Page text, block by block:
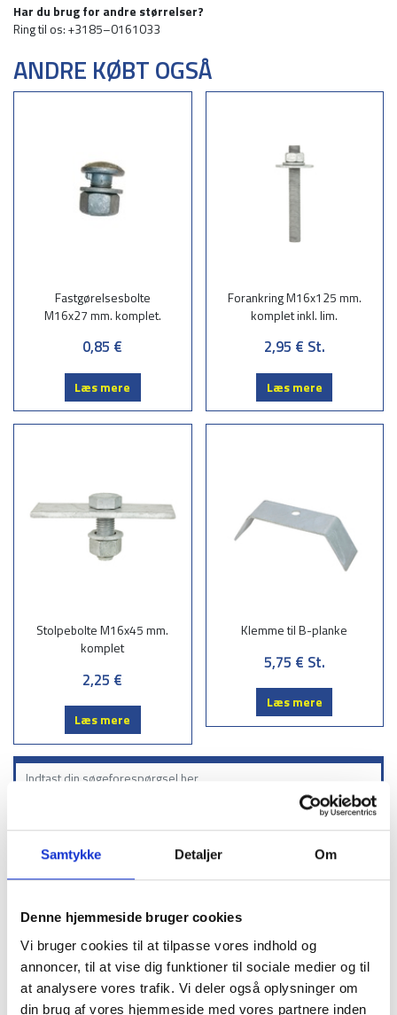
Samtykke Detaljer Om
Denne hjemmeside bruger cookies
Vi bruger cookies til at tilpasse vores indhold og
annoncer, til at vise dig funktioner til sociale medier og til
at analysere vores trafik. Vi deler også oplysninger om
din brug af vores hjemmeside med vores partnere inden
Sortiment
Afspærringsstolper
Beskyttelsesrail Type B
Beskyttelsesrails, type B, brædder
Beskyttelsesrails, type B, hjørner
Har du brug for andre størrelser?
Ring til os: +3185–0161033
ANDRE KØBT OGSÅ
Fastgørelsesbolte
M16x27 mm. komplet.
0,85 €
Læs mere
Forankring M16x125 mm.
komplet inkl. lim.
2,95 € St.
Læs mere
Stolpebolte M16x45 mm.
komplet
2,25 €
Læs mere
Klemme til B-planke
5,75 € St.
Læs mere